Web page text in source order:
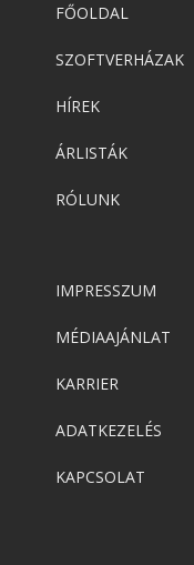
FŐOLDAL
SZOFTVERHÁZAK
HÍREK
ÁRLISTÁK
RÓLUNK
IMPRESSZUM
MÉDIAAJÁNLAT
KARRIER
ADATKEZELÉS
KAPCSOLAT